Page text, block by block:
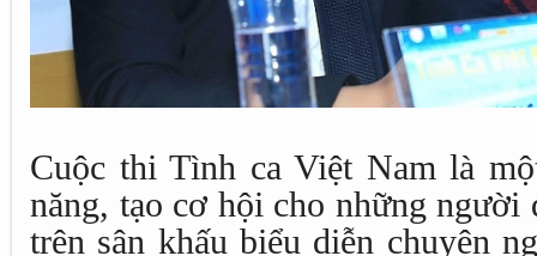
Cuộc thi Tình ca Việt Nam là
năng, tạo cơ hội cho những người
trên sân khấu biểu diễn chuyên